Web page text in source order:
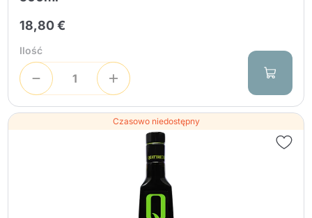
18,80 €
Ilość
Czasowo niedostępny